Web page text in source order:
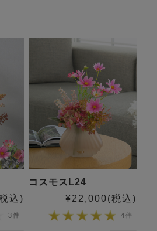
込)
3件
コスモスL24
¥22,000(税込)
4件